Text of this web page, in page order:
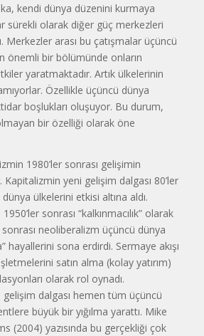
kendi dünya düzenini kurmaya
sürekli olarak diğer güç merkezleri
Merkezler arası bu çatışmalar üçüncü
önemli bir bölümünde onların
yaratmaktadır. Artık ülkelerinin
Özellikle üçüncü dünya
boşlukları oluşuyor. Bu durum,
bir özelliği olarak öne
1980’ler sonrası gelişimin
Kapitalizmin yeni gelişim dalgası 80’ler
ülkelerini etkisi altına aldı.
sonrası “kalkınmacılık” olarak
sonrası neoliberalizm üçüncü dünya
hayallerini sona erdirdi. Sermaye akışı
satın alma (kolay yatırım)
olarak rol oynadı.
dalgası hemen tüm üçüncü
büyük bir yığılma yarattı. Mike
(2004) yazısında bu gerçekliği çok